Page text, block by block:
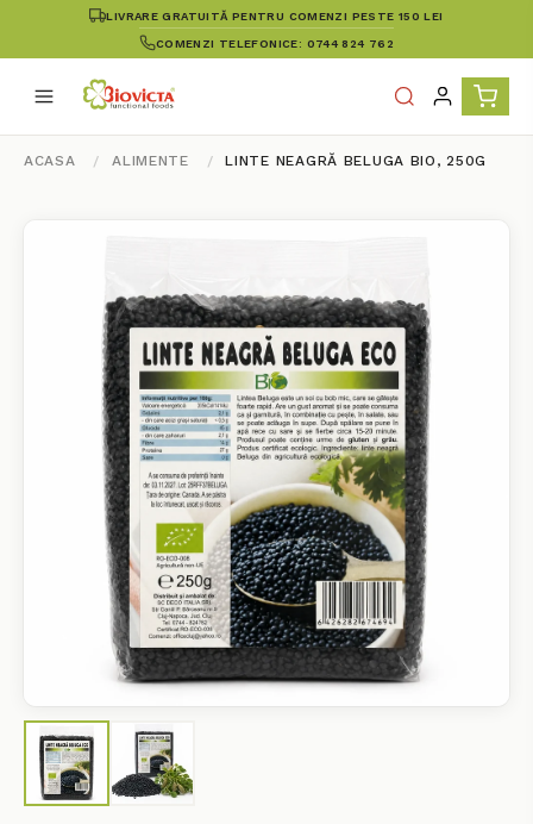
LIVRARE GRATUITĂ PENTRU COMENZI PESTE 150 LEI
COMENZI TELEFONICE: 0744 824 762
ACASA ALIMENTE LINTE NEAGRĂ BELUGA BIO, 250G